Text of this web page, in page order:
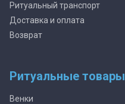
Ритуальный транспорт
Доставка и оплата
Возврат
Ритуальные товары
Венки